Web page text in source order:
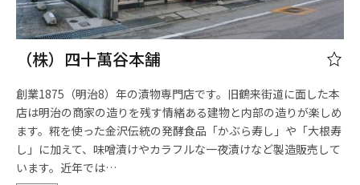
（株）四十萬谷本舗
創業1875（明治8）年の漬物専門店です。旧鶴来街道に面した本
店は明治の商家の造りを残す情緒ある建物と内部の造りが楽しめ
ます。糀を使った金沢伝統の発酵食品「かぶら寿し」や「大根寿
し」に加えて、味噌漬けやカラフルな一夜漬けなど製造販売して
います。近年では…